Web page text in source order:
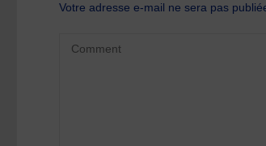
Votre adresse e-mail ne sera pas